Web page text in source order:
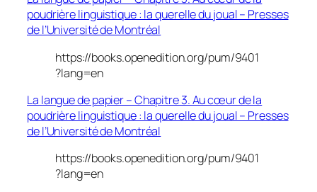
poudrière linguistique : la querelle du joual – Presses
de l’Université de Montréal
https://books.openedition.org/pum/9401
?lang=en
La langue de papier – Chapitre 3. Au cœur de la
poudrière linguistique : la querelle du joual – Presses
de l’Université de Montréal
https://books.openedition.org/pum/9401
?lang=en